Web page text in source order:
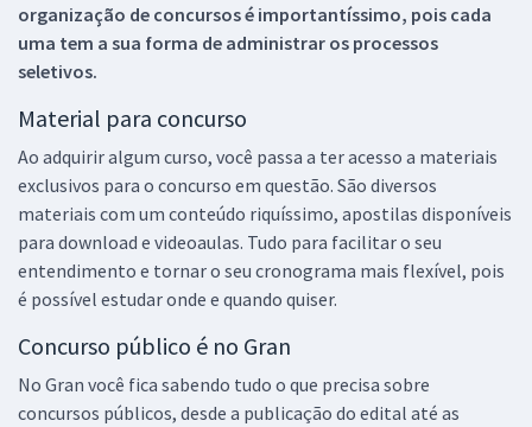
organização de concursos é importantíssimo, pois cada
uma tem a sua forma de administrar os processos
seletivos.
Material para concurso
Ao adquirir algum curso, você passa a ter acesso a materiais
exclusivos para o concurso em questão. São diversos
materiais com um conteúdo riquíssimo, apostilas disponíveis
para download e videoaulas. Tudo para facilitar o seu
entendimento e tornar o seu cronograma mais flexível, pois
é possível estudar onde e quando quiser.
Concurso público é no Gran
No Gran você fica sabendo tudo o que precisa sobre
concursos públicos, desde a publicação do edital até as